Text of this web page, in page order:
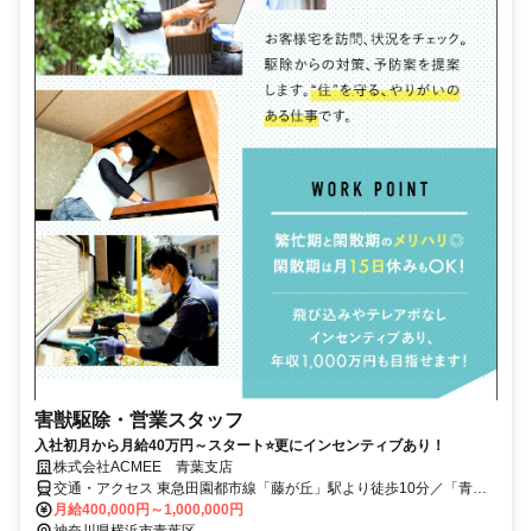
害獣駆除・営業スタッフ
入社初月から月給40万円～スタート⭐更にインセンティブあり！
株式会社ACMEE 青葉支店
交通・アクセス 東急田園都市線「藤が丘」駅より徒歩10分／「青葉
台」駅より徒歩14分
月給400,000円～1,000,000円